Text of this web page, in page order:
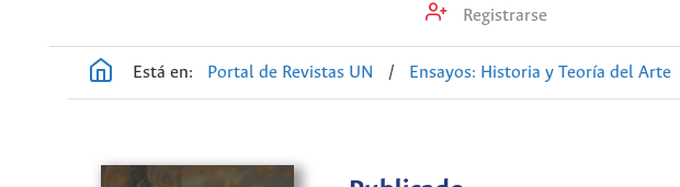
Registrarse
Está en: Portal de Revistas UN / Ensayos: Historia y Teoría del Arte